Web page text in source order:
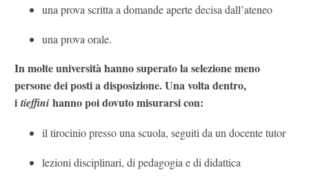
una prova scritta a domande aperte decisa dall’ateneo
una prova orale.
In molte università hanno superato la selezione meno
persone dei posti a disposizione. Una volta dentro,
i tieffini hanno poi dovuto misurarsi con:
il tirocinio presso una scuola, seguiti da un docente tutor
lezioni disciplinari, di pedagogia e di didattica